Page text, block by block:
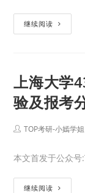
继续阅读
上海大学
验及报考
TOP考研-小嫣学姐
本文首发于公众
继续阅读